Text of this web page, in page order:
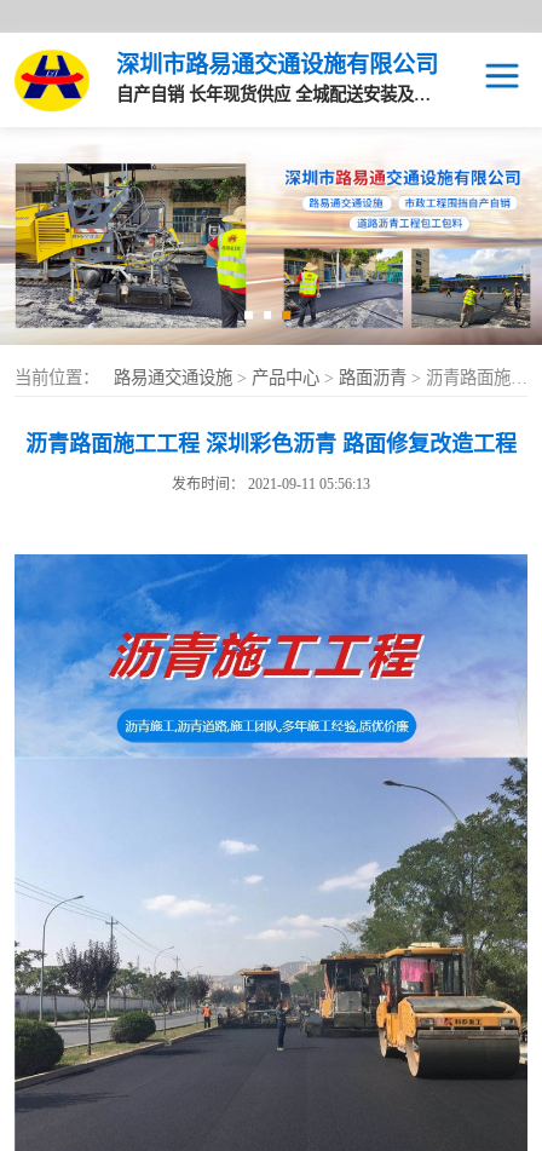
深圳市路易通交通设施有限公司
自产自销 长年现货供应 全城配送安装及售后服务
当前位置： 路易通交通设施 > 产品中心 > 路面沥青 > 沥青路面施工工程 深圳彩色沥青 路面修复改造工程
沥青路面施工工程 深圳彩色沥青 路面修复改造工程
发布时间： 2021-09-11 05:56:13
路面沥青
马路沥青
沥青道路
水马围挡
铁马护栏
网片基坑护栏